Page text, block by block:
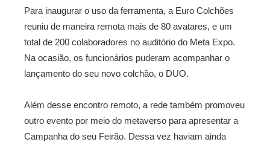
Para inaugurar o uso da ferramenta, a Euro Colchões
reuniu de maneira remota mais de 80 avatares, e um
total de 200 colaboradores no auditório do Meta Expo.
Na ocasião, os funcionários puderam acompanhar o
lançamento do seu novo colchão, o DUO.
Além desse encontro remoto, a rede também promoveu
outro evento por meio do metaverso para apresentar a
Campanha do seu Feirão. Dessa vez haviam ainda